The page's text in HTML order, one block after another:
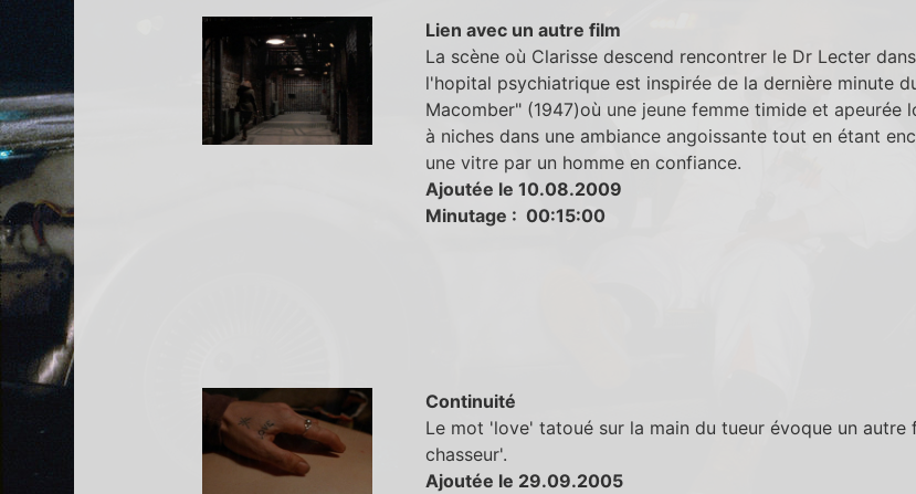
Lien avec un autre film
La scène où Clarisse descend rencontrer le Dr Lecter
l'hopital psychiatrique est inspirée de la dernière minute
Macomber" (1947)où une jeune femme timide et apeurée
à niches dans une ambiance angoissante tout en étant
une vitre par un homme en confiance.
Ajoutée le 10.08.2009
Minutage : 00:15:00
Continuité
Le mot 'love' tatoué sur la main du tueur évoque un autre
chasseur'.
Ajoutée le 29.09.2005